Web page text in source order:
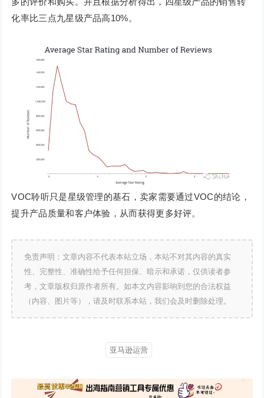
化率比三点九星级产品高10%。
VOC聆听只是星级管理的基石，卖家需要通过VOC的结论，
提升产品质量和客户体验，从而获得更多好评。
免责声明：文章内容不代表本站立场，本站不对其内容的真实
性、完整性、准确性给予任何担保、暗示和承诺，仅供读者参
考，文章版权归原作者所有。如本文内容影响到您的合法权益
（内容、图片等），请及时联系本站，我们会及时删除处理。
亚马逊运营